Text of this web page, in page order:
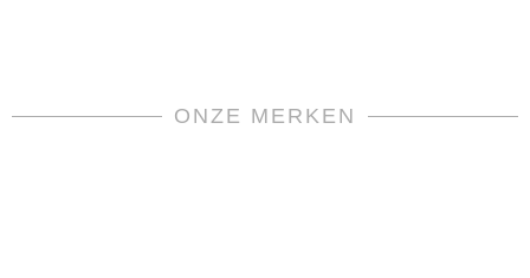
ONZE MERKEN